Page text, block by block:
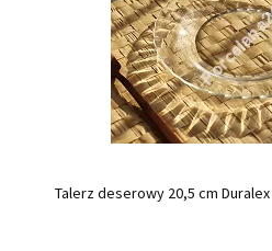
Talerz deserowy 20,5 cm Duralex